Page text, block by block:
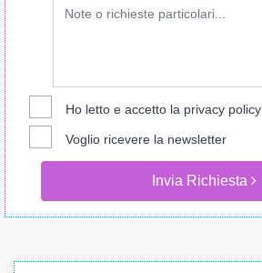
Ho letto e accetto la privacy policy
Voglio ricevere la newsletter
Invia Richiesta